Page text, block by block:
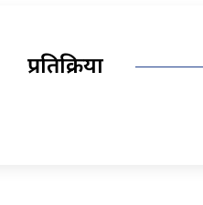
प्रतिक्रिया